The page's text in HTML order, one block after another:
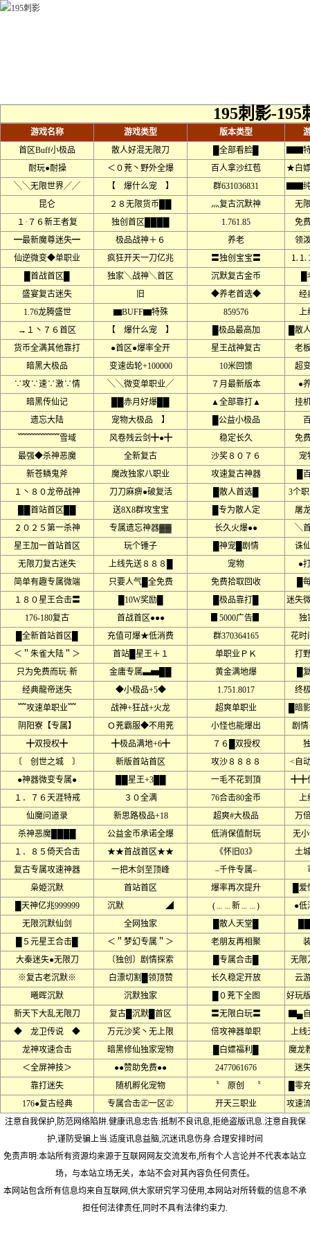
195刺影-
游戏名称 游戏类型 版本类型
首区Buff小极品
散人好混无限刀 █全部看脸█
▇▇
耐玩●耐操
＜０茺丶野外全爆 百人拿沙红苞
★白
╲╲无限世界╱╱
【 爆什么宠 】 群631036831
▇▇
昆仑
２８无限货币██ 灬复古沉默神
无
１·７６新王者复
独创首区████ 1.761.85
免
━最新魔尊迷失━
极品战神＋６ 养老
领
仙逆微变◆单职业
疯狂开天一刀亿兆 〓独创宝宝〓
█首战首区█
独家╲战神╲首区 沉默复古金币
盛宴复古迷失
旧 ◆养老首选◆
经
1.76龙腾盛世
▆BUFF▆特殊 859576
上
→１丶７６首区
【 爆什么宠 】 █极品最高加
█散
货币全满其他靠打
●首区●爆率全开 星王战神复古
老
暗黑大极品
变速齿轮+100000 10米回馈
超
∵攻∵速∵激∵情
╲╲微变单职业╱ ７月最新版本
●
暗黑传仙记
██赤月好爆██ ▲全部靠打▲
挂
遗忘大陆
宠物大极品 】 █公益小极品
﹌﹌﹌﹌﹌雪域
风卷残云剑╋●╋ 稳定长久
免
最强◆杀神恶魔
全新复古 沙奖８０７６
新苍鳞鬼斧
魔改独家八职业 攻速复古神器
█
１丶８０龙帝战神
刀刀麻痹●破复活 █散人首选█
3个
██首站首区██
送8X8群攻宝宝 █专为散人定
屠
２０２５第一杀神
专属遗忘神器▓▓ 长久火爆●●
╲
星王加一首站首区
玩个锤子 █神宠█剧情
诛
无限刀复古迷失
上线先送８８８█ 宠物
●
简单有趣专属微端
只要人气█全免费 免费拾取回收
█
１８０星王合击〓
█10W奖励█ █极品靠打█
迷失
176-180复古
首战首区●●● ▊5000广告▊
█全新首站首区█
充值可爆★低消费 群370364165
花
＜＂朱雀大陆＂＞
首站█星王＋１ 单职业ＰＫ
打
只为免费而玩·新
金庸专属▃▅██ 黄金满地爆
█
经典龍帝迷失
◆小极品+5◆ 1.751.8017
终
﹌攻速单职业﹌
战神+狂战+火龙 超爽单职业
█暗
阴阳寮【专属】
Ｏ茺霸服◆不用茺 小怪也能爆出
剧情
╋双授权╋
╋极品满地+6╋ ７６█双授权
〔 创世之城 〕
新版首站首区 攻沙８８８８
<自
●神器微变专属●
██星王+3██ 一毛不花到頂
╋╋
１．７６天涯特戒
３０全满 76合击80金币
上
仙魔问道录
新思路极品+18 超爽#大极品
万
杀神恶魔████
公益金币承诺全爆 低消保值耐玩
无
１．８５倚天合击
★★首战首区★★ 《怀旧03》
土
复古专属攻速神器
一把木剑至顶峰 –千件专属–
枭姫沉默
首站首区 爆率再次提升
█
█天神亿兆999999
沉默 ◢ (﹍﹍新﹍﹍)
●低
无限沉默仙剑
全网独家 █散人天堂█
█５元星王合击█
＜＂梦幻专属＂＞ 老朋友再相聚
大秦迷失●无限刀
〔独创〕剧情探索 █专属合击█
无限
※复古老沉默※
白漂切割█领顶赞 长久稳定开放
云
曦晖沉默
沉默独家 █０茺下全图
好玩
新天下大乱无限刀
复古█沉默█首区 〓无限白玩〓
▇▄
◆ 龙卫传说 ◆
万元沙奖丶无上限 倍攻神器单职
上线
龙神攻速合击
暗黑修仙独家宠物 █白嫖福利█
魔龙
＜全屏神技＞
●●赞助免费●● 2477061676
迷
靠打迷失
随机孵化宠物 〝 原创 〝
█零
176●复古经典
专属合击㊣一区㊣ 开天三职业
攻速
注意自我保护,防范网络陷阱.健康讯息忠告:抵制不良讯息,拒绝盗版讯息.注意自我保
护,谨防受骗上当.适度讯息益脑,沉迷讯息伤身.合理安排时间
免责声明:本站所有资源均来源于互联网网友交流发布,所有个人言论并不代表本站立
场，与本站立场无关，本站不会对其內容负任何责任。
本网站包含所有信息均来自互联网,供大家研究学习使用,本网站对所转载的信息不承
担任何法律责任,同时不具有法律约束力.